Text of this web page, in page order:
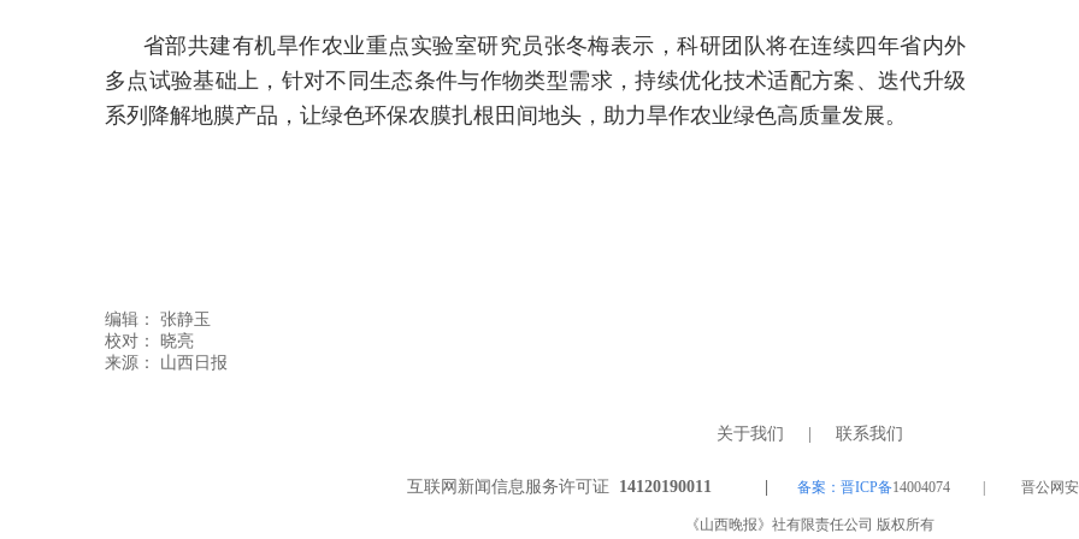
省部共建有机旱作农业重点实验室研究员张冬梅表示，科研团队将在连续四年省内外
多点试验基础上，针对不同生态条件与作物类型需求，持续优化技术适配方案、迭代升级
系列降解地膜产品，让绿色环保农膜扎根田间地头，助力旱作农业绿色高质量发展。
编辑： 张静玉
校对： 晓亮
关于我们 联系我们
互联网新闻信息服务许可证 14120190011 | 备案：晋ICP备14004074 | 晋公网安备
《山西晚报》社有限责任公司 版权所有